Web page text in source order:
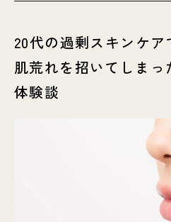
20代の過剰スキンケア
肌荒れを招いてしまっ
体験談